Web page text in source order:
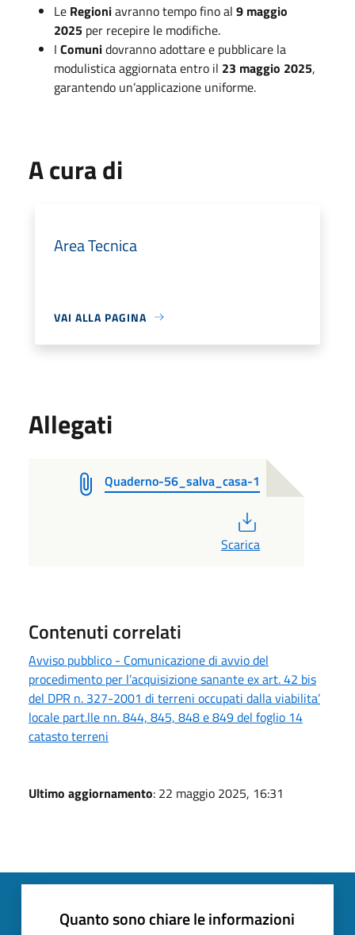
Le Regioniavranno tempo fino al 9 maggio
2025 per recepire le modifiche.
I Comunidovranno adottare e pubblicare la
modulistica aggiornata entro il 23 maggio 2025,
garantendo un’applicazione uniforme.
A cura di
Area Tecnica
VAI ALLA PAGINA
Allegati
Quaderno-56_salva_casa-1
Scarica
Contenuti correlati
Avviso pubblico - Comunicazione di avvio del
procedimento per l’acquisizione sanante ex art. 42 bis
del DPR n. 327-2001 di terreni occupati dalla viabilita’
locale part.lle nn. 844, 845, 848 e 849 del foglio 14
catasto terreni
Ultimo aggiornamento: 22 maggio 2025, 16:31
Quanto sono chiare le informazioni